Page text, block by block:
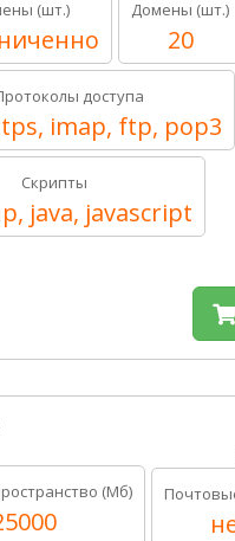
(шт.) Домены (шт.)
20
доступа
imap, ftp, pop3
Скрипты
java, javascript
(Мб)